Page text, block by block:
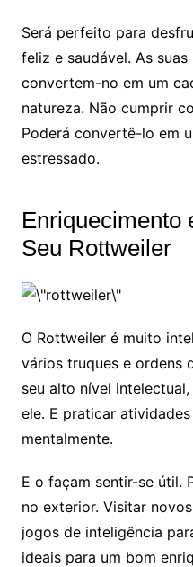
Será perfeito para
feliz e saudável. As
convertem-no em um
natureza. Não cumprir
Poderá convertê-lo em
estressado.
Enriquecimento
Seu Rottweiler
O Rottweiler é muito
vários truques e ordens
seu alto nível
ele. E praticar
mentalmente.
E o façam sentir-se útil.
no exterior. Visitar
jogos de inteligência
ideais para um bom